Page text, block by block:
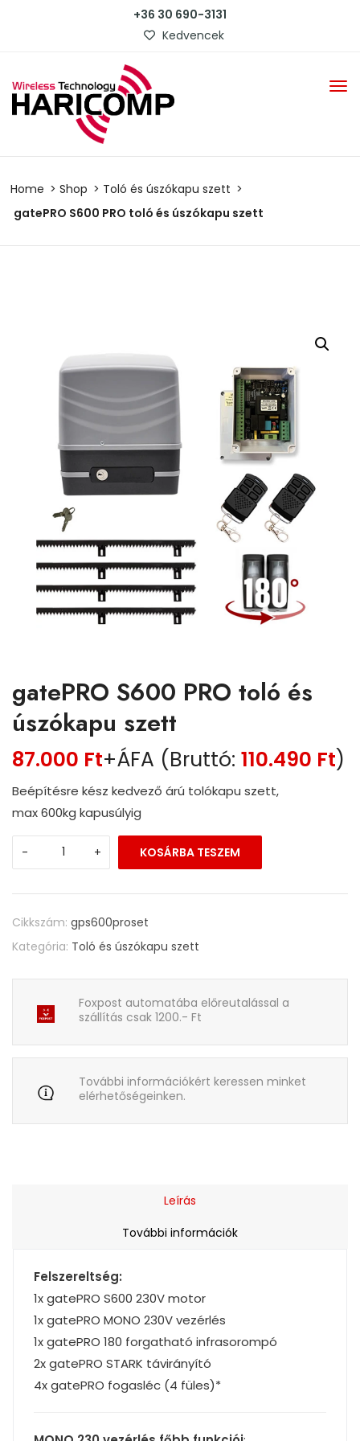
+36 30 690-3131
Kedvencek
Home Shop
Toló és úszókapu szett
gatePRO S600 PRO toló és úszókapu szett
gatePRO S600 PRO toló és
úszókapu szett
87.000 Ft+ÁFA (Bruttó: 110.490 Ft)
Beépítésre kész kedvező árú tolókapu szett,
max 600kg kapusúlyig
- + KOSÁRBA TESZEM
Cikkszám: gps600proset
Kategória: Toló és úszókapu szett
Foxpost automatába előreutalással a
szállítás csak 1200.- Ft
További információkért keressen minket
elérhetőségeinken.
Leírás
További információk
Felszereltség:
1x gatePRO S600 230V motor
1x gatePRO MONO 230V vezérlés
1x gatePRO 180 forgatható infrasorompó
2x gatePRO STARK távirányító
4x gatePRO fogasléc (4 füles)*